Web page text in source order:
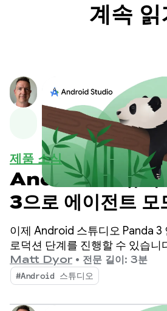
계속 읽
제품 소식
Android 스튜디
3으로 에이전트 모
내 및 제어력 높이
이제 Android 스튜디오 Panda 3
로덕션 단계를 진행할 수 있습니
기반 워크플로를 더욱 세부적으
할 수 있어 이전보다 훨씬 쉽게
빌드할 수 있습니다.
Matt Dyor • 전문 길이: 3분
#Android 스튜디오